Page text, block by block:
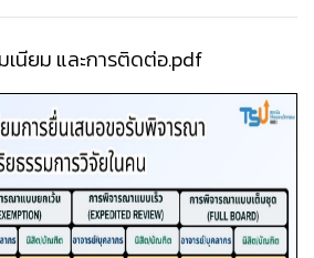
เนียม และการติดต่อ.pdf